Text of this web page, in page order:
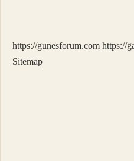
https://gunesforum.com https://
Sitemap